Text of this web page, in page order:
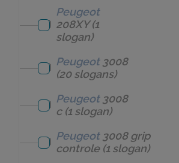
Peugeot
208XY(1
slogan)
Peugeot 3008
(20 slogans)
Peugeot 3008
c(1 slogan)
Peugeot 3008 grip
controle(1 slogan)